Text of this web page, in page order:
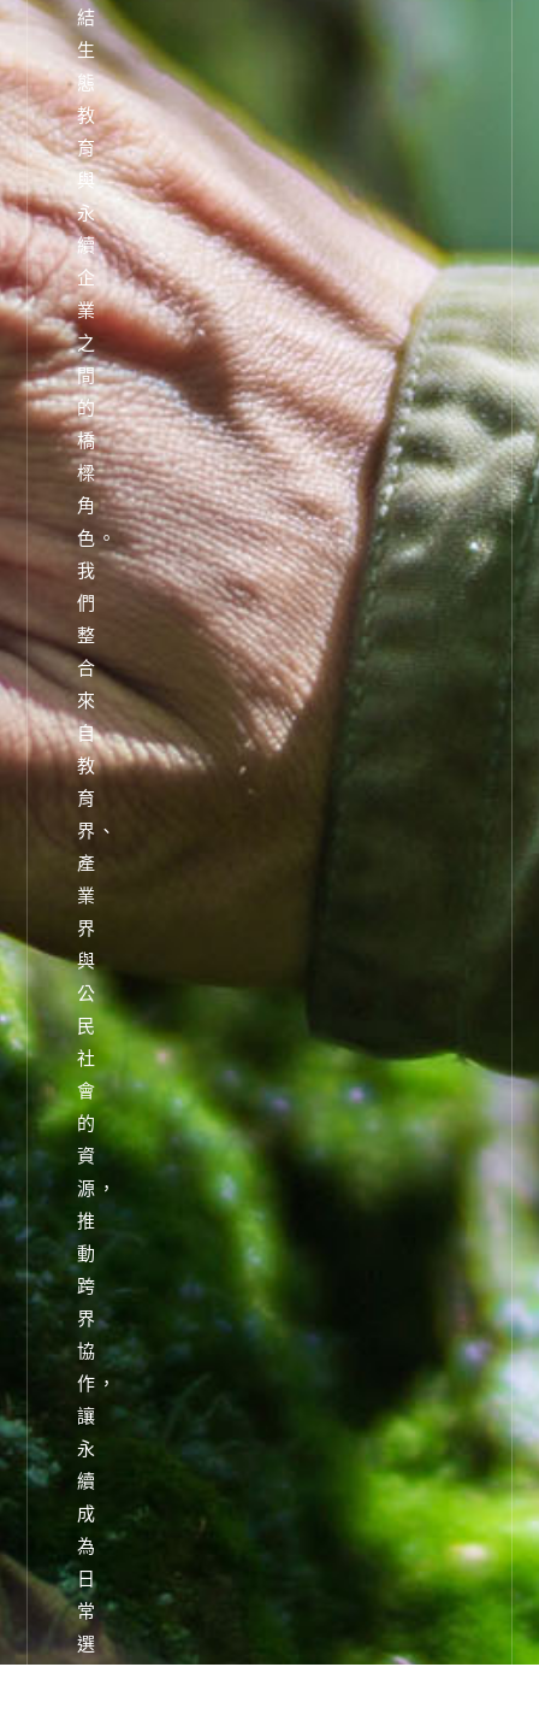
結
生
態
教
育
與
永
續
企
業
之
間
的
橋
樑
角
色。
我
們
整
合
來
自
教
育
界、
產
業
界
與
公
民
社
會
的
資
源，
推
動
跨
界
協
作，
讓
永
續
成
為
日
常
選